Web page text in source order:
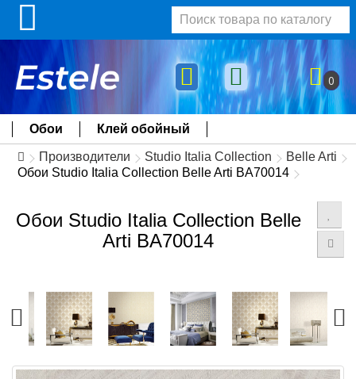
0
Обои Клей обойный
Производители Studio Italia Collection
Belle Arti
Обои Studio Italia Collection Belle Arti BA70014
Обои Studio Italia Collection Belle
Arti BA70014